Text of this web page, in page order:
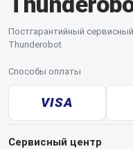
Постгарантийный
Thunderobot
Способы оплаты
VISA
Сервисный центр